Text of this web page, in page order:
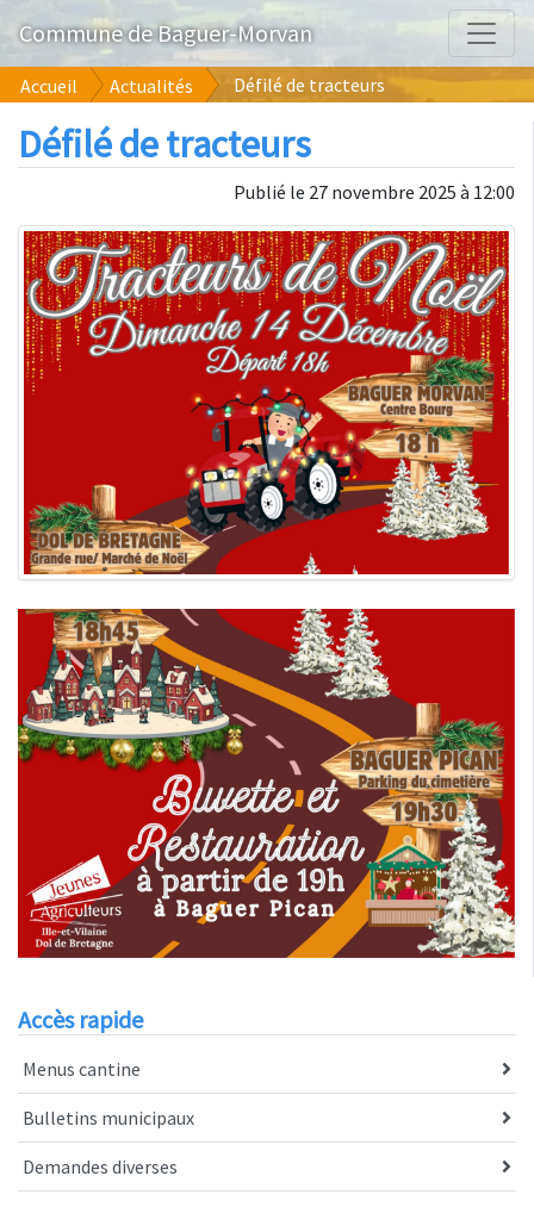
Commune de Baguer-Morvan
Accueil Actualités Défilé de tracteurs
Défilé de tracteurs
Publié le 27 novembre 2025 à 12:00
Accès rapide
Menus cantine
Bulletins municipaux
Demandes diverses